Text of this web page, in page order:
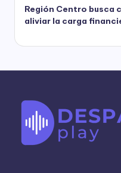
Región Centro busca
aliviar la carga